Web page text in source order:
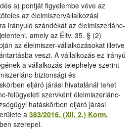
a) pontját figyelembe véve az
az élelmiszervállalkozási
irányuló szándékát az élelmiszerlánc-
amely az Éltv. 35. § (2)
az élelmiszer-vállalkozásokat illetve
veszi. A vállalkozás ez irányú
a vállalkozás telephelye szerint
biztonsági és
eljáró járási hivatalánál tehet
felügyeleti szervként élelmiszerlánc-
hatáskörben eljáró járási
a 383/2016. (XII. 2.) Korm.
ben szerepel.